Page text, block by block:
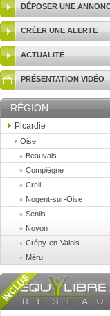
DÉPOSER UNE
CRÉER UNE ALERTE
ACTUALITÉ
PRÉSENTATION VIDÉO
RÉGION
Picardie
Oise
Beauvais
Compiègne
Creil
Nogent-sur-Oise
Senlis
Noyon
Crépy-en-Valois
Méru